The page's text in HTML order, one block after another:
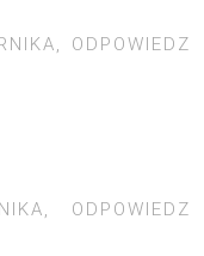
ODPOWIEDZ
ODPOWIEDZ